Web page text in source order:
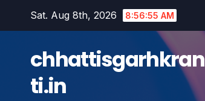
Sat. Aug 8th, 2026 8:56:56 AM
chhattisgarhkran
ti.in